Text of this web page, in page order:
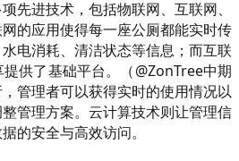
先进技术，包括物联网、互联网、
的应用使得每一座公厕都能实时传
电消耗、清洁状态等信息；而互联
供了基础平台。（@ZonTree中期
管理者可以获得实时的使用情况以
管理方案。云计算技术则让管理信
的安全与高效访问。